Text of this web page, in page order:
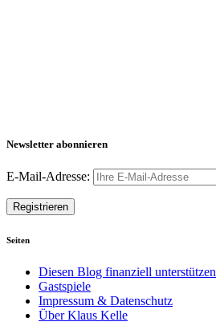
Newsletter abonnieren
E-Mail-Adresse:
Seiten
Diesen Blog finanziell unterstützen
Gastspiele
Impressum & Datenschutz
Über Klaus Kelle